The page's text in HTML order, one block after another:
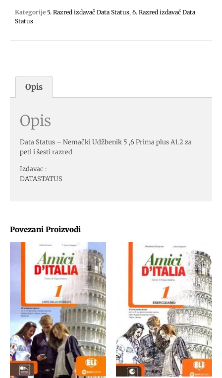
Povezani Proizvodi
Kategorije 5. Razred izdavač Data Status, 6. Razred izdavač Data
Status
Opis
Opis
Data Status – Nemački Udžbenik 5 ,6 Prima plus A1.2 za
peti i šesti razred
Izdavac :
DATASTATUS